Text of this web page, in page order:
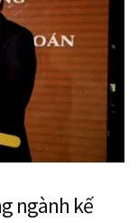
ngành kế